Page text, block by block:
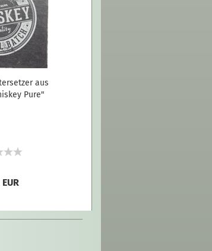
aus
Pure"